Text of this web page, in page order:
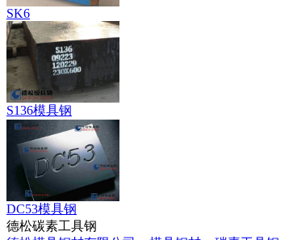
SK6
S136模具钢
DC53模具钢
德松碳素工具钢